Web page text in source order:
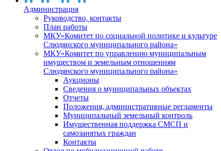
Администрация
Руководство, контакты
План работы
МКУ«Комитет по социальной политике и культуре
Слюдянского муниципального района»
МКУ«Комитет по управлению муниципальным
имуществом и земельным отношениям
Слюдянского муниципального района»
Аукционы
Сведения о муниципальных объектах
Отчеты
Положения, административные регламенты
Муниципальный земельный контроль
Имущественная поддержка СМСП и
самозанятых граждан
Контакты